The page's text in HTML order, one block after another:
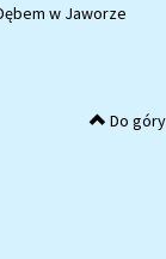
w Jaworze
Do góry